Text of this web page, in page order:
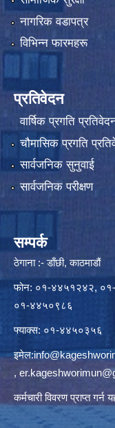
नागरिक वडापत्र
विभिन्न फारमहरू
प्रतिवेदन
वार्षिक प्रगति
चौमासिक प्रगति
सार्वजनिक सुनुवाई
सार्वजनिक परीक्षण
सम्पर्क
ठेगाना :- डाँछी, काठमाडौं
फोन: ०१-४४५१२४२, ०१-
०१-४४५०९८६
फ्याक्स: ०१-४४५०३५६
इमेल:
,
कर्मचारी विवरण प्राप्त गर्न